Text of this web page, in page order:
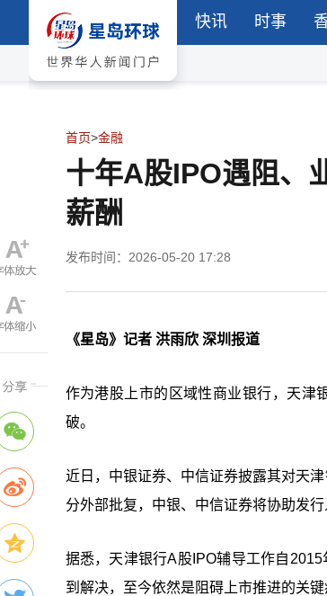
快讯 时事
首页>金融
十年A股IPO遇阻、
薪酬
发布时间：2026-05-20 17:28
《星岛》记者 洪雨欣 深圳报道
作为港股上市的区域性商业银行，天津
破。
近日，中银证券、中信证券披露其对天
分外部批复，中银、中信证券将协助发
据悉，天津银行A股IPO辅导工作自
到解决，至今依然是阻碍上市推进的关键